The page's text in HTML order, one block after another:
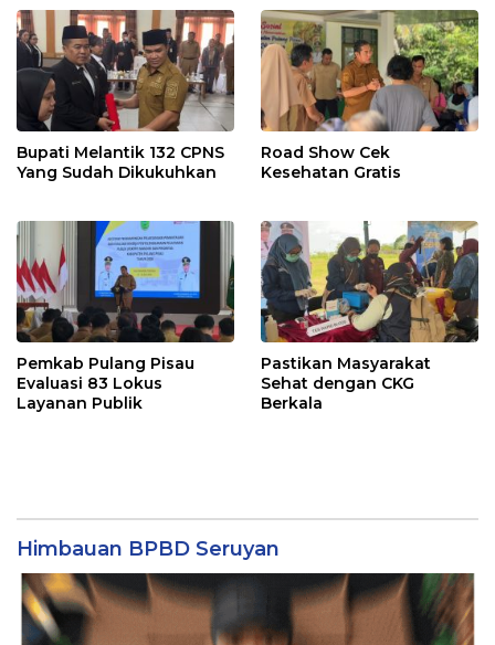
Bupati Melantik 132 CPNS
Yang Sudah Dikukuhkan
Road Show Cek
Kesehatan Gratis
Pemkab Pulang Pisau
Evaluasi 83 Lokus
Layanan Publik
Pastikan Masyarakat
Sehat dengan CKG
Berkala
Himbauan BPBD Seruyan